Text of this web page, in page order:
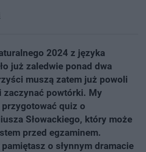
2024 z języka
już zaledwie ponad dwa
muszą zatem już powoli
zaczynać powtórki. My
quiz o
Słowackiego, który może
przed egzaminem.
o słynnym dramacie